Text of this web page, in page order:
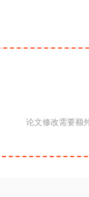
论文修改需要额